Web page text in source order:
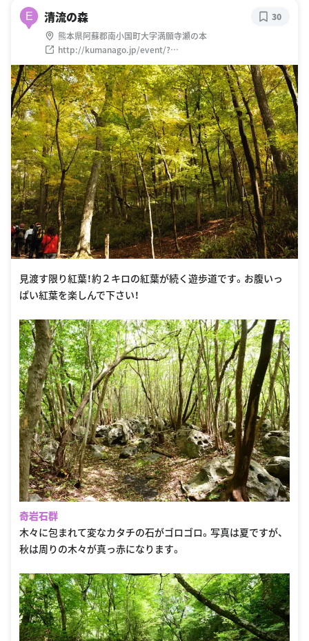
E 清流の森
熊本県阿蘇郡南小国町大字満願寺瀬の本
http://kumanago.jp/event/?
mode=detail&id=430000000487
30
見渡す限り紅葉！約２キロの紅葉が続く遊歩道です。お腹いっ
ぱい紅葉を楽しんで下さい！
奇岩石群
木々に包まれて変なカタチの石がゴロゴロ。写真は夏ですが、
秋は周りの木々が真っ赤になります。